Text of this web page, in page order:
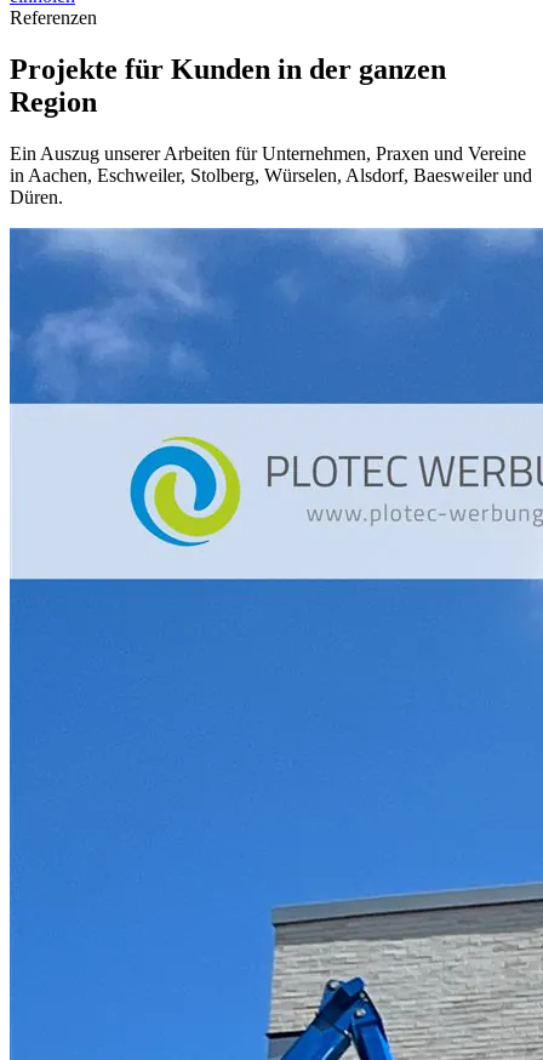
Referenzen
Projekte für Kunden in der ganzen
Region
Ein Auszug unserer Arbeiten für Unternehmen, Praxen und Vereine
in Aachen, Eschweiler, Stolberg, Würselen, Alsdorf, Baesweiler und
Düren.